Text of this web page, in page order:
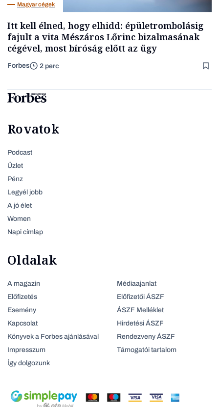
Magyar cégek
Itt kell élned, hogy elhidd: épületrombolásig
fajult a vita Mészáros Lőrinc bizalmasának
cégével, most bíróság előtt az ügy
Forbes 2 perc
Rovatok
Podcast
Üzlet
Pénz
Legyél jobb
A jó élet
Women
Napi címlap
Oldalak
A magazin
Előfizetés
Esemény
Kapcsolat
Könyvek a Forbes ajánlásával
Impresszum
Így dolgozunk
Médiaajanlat
Előfizetői ÁSZF
ÁSZF Melléklet
Hirdetési ÁSZF
Rendezveny ÁSZF
Támogatói tartalom